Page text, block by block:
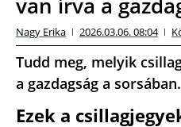
Nagy Erika 2026.03.06. 08:04
Tudd meg, melyik
a gazdagság a sorsában.
Ezek a